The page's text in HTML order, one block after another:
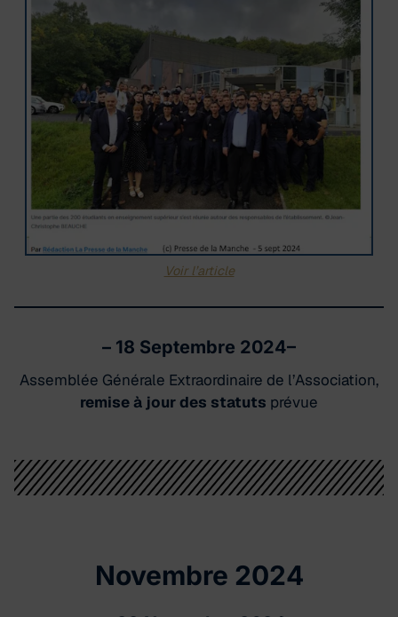
Voir l’article
– 18 Septembre 2024–
Assemblée Générale Extraordinaire de l’Association,
remise à jour des statuts prévue
Novembre 2024